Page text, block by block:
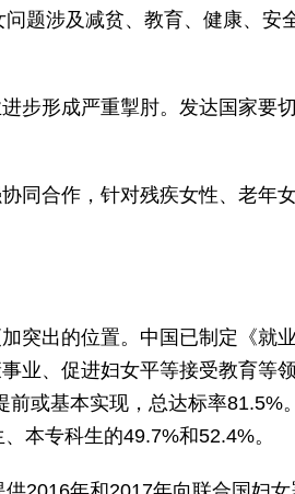
涉及减贫、教育、健康、安
形成严重掣肘。发达国家要
合作，针对残疾女性、老年
出的位置。中国已制定《就
业、促进妇女平等接受教育等
或基本实现，总达标率
本专科生的49.7%和52.4%。